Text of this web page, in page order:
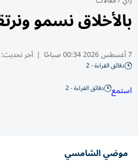
بالأخلاق نسمو
7 أغسطس 2026 00:34 صباحًا | آخر تحديث:
دقائق القراءة - 2
استمع دقائق القراءة - 2
موضي الشامسي